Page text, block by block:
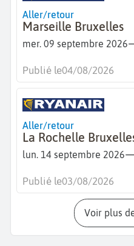
Aller/retour
Marseille Bruxelles
mer. 09 septembre 2026
Publié le04/08/2026
Aller/retour
La Rochelle
lun. 14 septembre 2026
Publié le03/08/2026
Voir plus